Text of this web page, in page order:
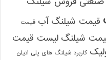
قیمت شیلنگ آب قیمت
شیلنگ لیست قیمت
کاربرد شیلنگ های پلی اتیلن